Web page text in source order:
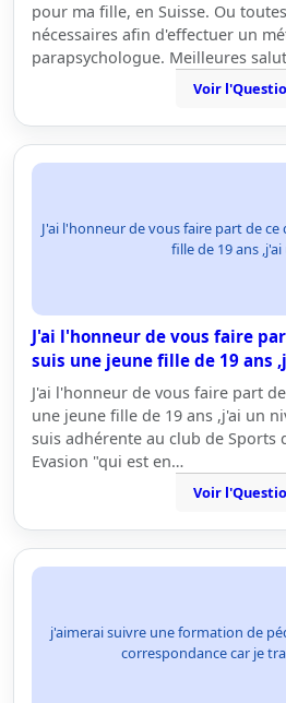
pour ma fille, en Suisse. Ou
nécessaires afin d'effectuer un
parapsychologue. Meilleures
Voir
J'ai l'honneur de vous faire part de ce
fille de 19 ans
J'ai l'honneur de vous faire
suis une jeune fille de 19 ans
J'ai l'honneur de vous faire part
une jeune fille de 19 ans ,j'ai un
suis adhérente au club de Sports
Evasion "qui est en…
Voir
j'aimerai suivre une formation de
correspondance car je